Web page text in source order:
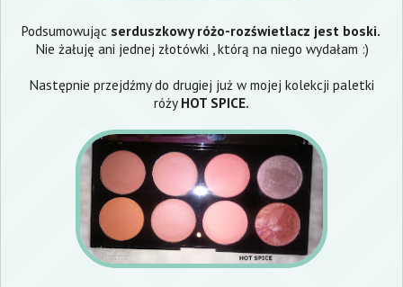
Podsumowując serduszkowy różo-rozświetlacz jest boski.
Nie żałuję ani jednej złotówki , którą na niego wydałam :)
Następnie przejdźmy do drugiej już w mojej kolekcji paletki
róży HOT SPICE.